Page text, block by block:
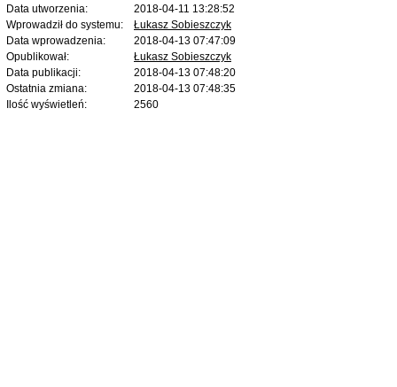
Data utworzenia:
2018-04-11 13:28:52
Wprowadził do systemu:
Łukasz Sobieszczyk
Data wprowadzenia:
2018-04-13 07:47:09
Opublikował:
Łukasz Sobieszczyk
Data publikacji:
2018-04-13 07:48:20
Ostatnia zmiana:
2018-04-13 07:48:35
Ilość wyświetleń:
2560